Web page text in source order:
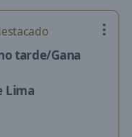
tarde/Gana
Lima